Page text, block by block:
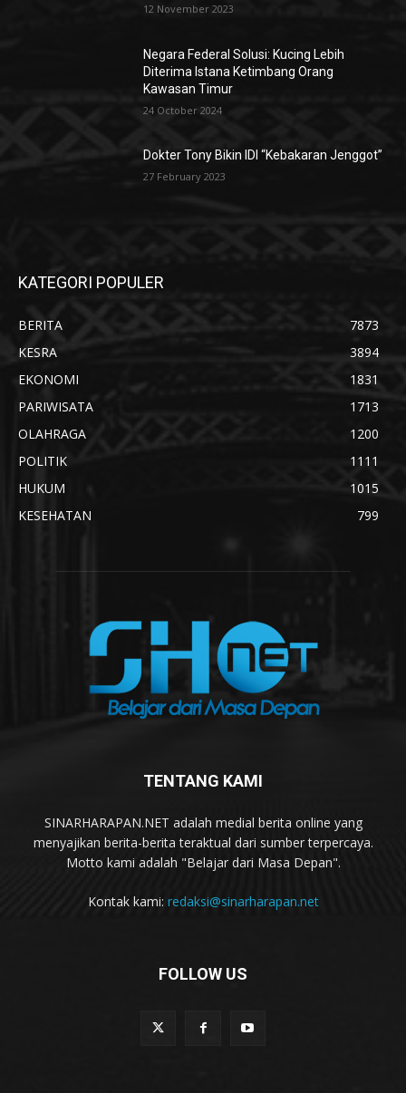
12 November 2023
Negara Federal Solusi: Kucing Lebih
Diterima Istana Ketimbang Orang
Kawasan Timur
24 October 2024
Dokter Tony Bikin IDI “Kebakaran Jenggot”
27 February 2023
KATEGORI POPULER
BERITA
7873
KESRA
3894
EKONOMI
1831
PARIWISATA
1713
OLAHRAGA
1200
POLITIK
1111
HUKUM
1015
KESEHATAN
799
TENTANG KAMI
SINARHARAPAN.NET adalah medial berita online yang
menyajikan berita-berita teraktual dari sumber terpercaya.
Motto kami adalah "Belajar dari Masa Depan".
Kontak kami: redaksi@sinarharapan.net
FOLLOW US